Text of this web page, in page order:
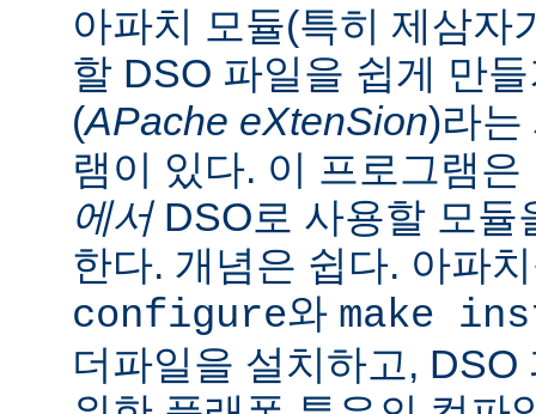
아파치 모듈(특히 제삼자
할 DSO 파일을 쉽게 만
(APache eXtenSion)라는
램이 있다. 이 프로그램
에서DSO로 사용할 모듈
한다. 개념은 쉽다. 아파
configure와 make
더파일을 설치하고,